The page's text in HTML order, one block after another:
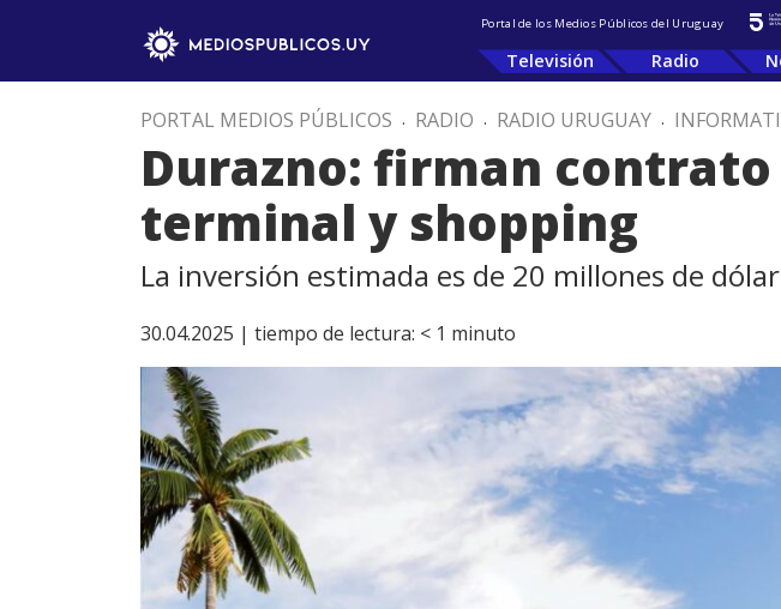
Portal de los Medios Públicos del Uruguay
Televisión Radio
PORTAL MEDIOS PÚBLICOS . RADIO . RADIO URUGUAY .
Durazno: firman
terminal y shopping
La inversión estimada es de 20 millones de
30.04.2025 | tiempo de lectura: < 1 minuto